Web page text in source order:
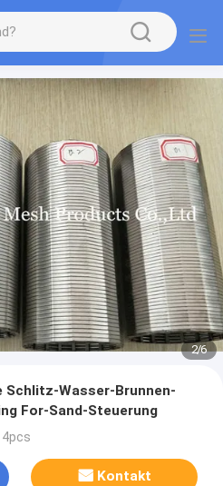
2/6
Schlitz-Wasser-Brunnen-
For-Sand-Steuerung
4pcs
Kontakt